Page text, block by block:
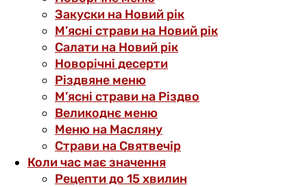
Закуски на Новий рік
М’ясні страви на Новий рік
Салати на Новий рік
Новорічні десерти
Різдвяне меню
М’ясні страви на Різдво
Великоднє меню
Меню на Масляну
Страви на Святвечір
Коли час має значення
Рецепти до 15 хвилин